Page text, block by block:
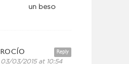
un beso
Reply
ROCÍO
03/03/2015 at 10:54